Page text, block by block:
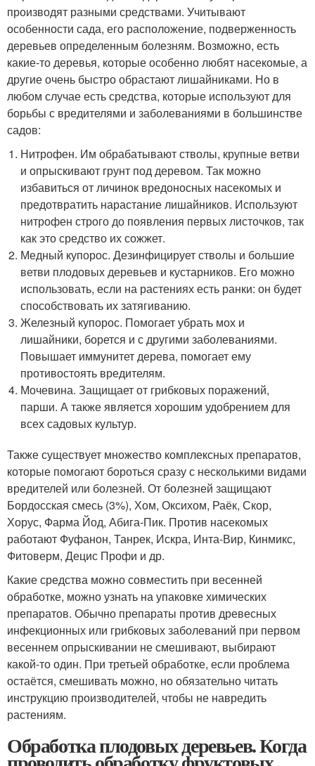
производят разными средствами. Учитывают
особенности сада, его расположение, подверженность
деревьев определенным болезням. Возможно, есть
какие-то деревья, которые особенно любят насекомые, а
другие очень быстро обрастают лишайниками. Но в
любом случае есть средства, которые используют для
борьбы с вредителями и заболеваниями в большинстве
садов:
Нитрофен. Им обрабатывают стволы, крупные ветви
и опрыскивают грунт под деревом. Так можно
избавиться от личинок вредоносных насекомых и
предотвратить нарастание лишайников. Используют
нитрофен строго до появления первых листочков, так
как это средство их сожжет.
Медный купорос. Дезинфицирует стволы и большие
ветви плодовых деревьев и кустарников. Его можно
использовать, если на растениях есть ранки: он будет
способствовать их затягиванию.
Железный купорос. Помогает убрать мох и
лишайники, борется и с другими заболеваниями.
Повышает иммунитет дерева, помогает ему
противостоять вредителям.
Мочевина. Защищает от грибковых поражений,
парши. А также является хорошим удобрением для
всех садовых культур.
Также существует множество комплексных препаратов,
которые помогают бороться сразу с несколькими видами
вредителей или болезней. От болезней защищают
Бордосская смесь (3%), Хом, Оксихом, Раёк, Скор,
Хорус, Фарма Йод, Абига-Пик. Против насекомых
работают Фуфанон, Танрек, Искра, Инта-Вир, Кинмикс,
Фитоверм, Децис Профи и др.
Какие средства можно совместить при весенней
обработке, можно узнать на упаковке химических
препаратов. Обычно препараты против древесных
инфекционных или грибковых заболеваний при первом
весеннем опрыскивании не смешивают, выбирают
какой-то один. При третьей обработке, если проблема
остаётся, смешивать можно, но обязательно читать
инструкцию производителей, чтобы не навредить
растениям.
Обработка плодовых деревьев. Когда